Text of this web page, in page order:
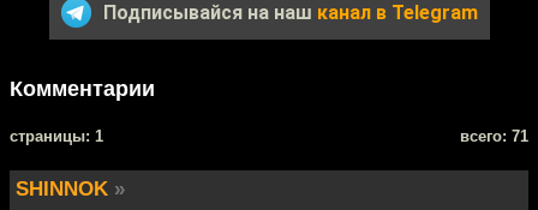
Подписывайся на наш канал в Telegram
Комментарии
cтраницы: 1 всего: 71
SHINNOK »